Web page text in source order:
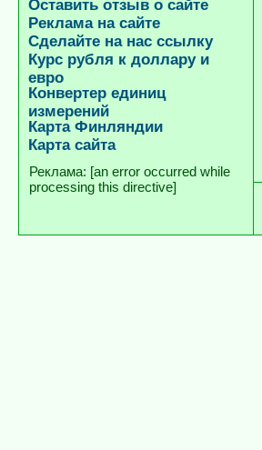
Оставить отзыв о сайте
Реклама на сайте
Сделайте на нас ссылку
Курс рубля к доллару и
евро
Конвертер единиц
измерений
Карта Финляндии
Карта сайта
[an error occurred while
processing this directive]